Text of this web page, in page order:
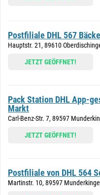
Postfiliale DHL 567
Hauptstr. 21, 89610
JETZT GEÖFFNET!
Pack Station DHL App-
Markt
Carl-Benz-Str. 7, 89597
JETZT GEÖFFNET!
Postfiliale von DHL 564
Martinstr. 10, 89597